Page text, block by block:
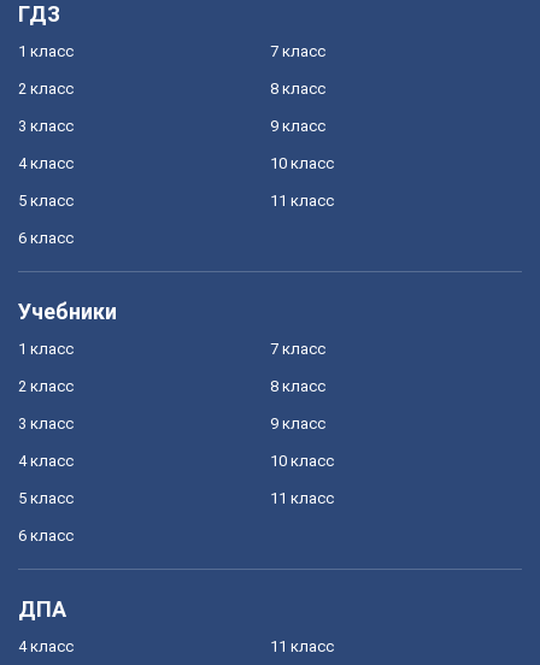
ГДЗ
1 класс
2 класс
3 класс
4 класс
5 класс
6 класс
7 класс
8 класс
9 класс
10 класс
11 класс
Учебники
1 класс
2 класс
3 класс
4 класс
5 класс
6 класс
7 класс
8 класс
9 класс
10 класс
11 класс
ДПА
4 класс 11 класс